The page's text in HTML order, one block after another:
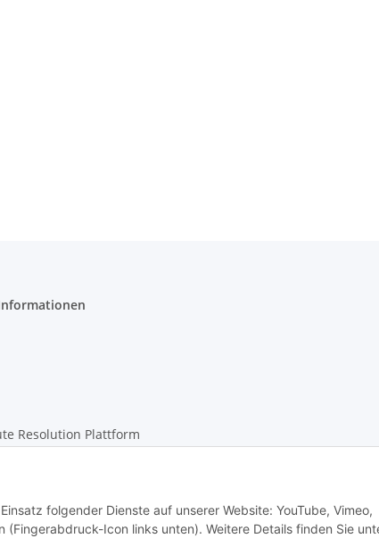
folgender Dienste auf unserer Website: YouTube, Vimeo,
(Fingerabdruck-Icon links unten). Weitere Details finden Sie
Resolution Plattform